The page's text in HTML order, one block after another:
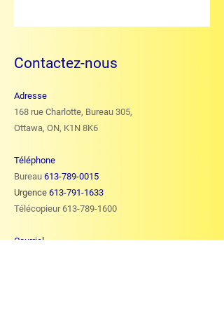
Contactez-nous
Adresse
168 rue Charlotte, Bureau 305,
Ottawa, ON, K1N 8K6
Téléphone
Bureau 613-789-0015
Urgence 613-791-1633
Télécopieur 613-789-1600
Courriel